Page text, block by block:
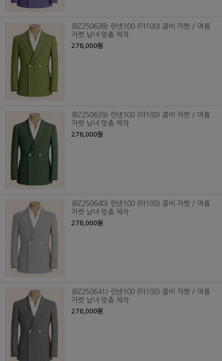
(BZ250638) 린넨100 (마100) 콤비 자켓 / 여름
자켓 남녀 맞춤 제작
278,000원
(BZ250639) 린넨100 (마100) 콤비 자켓 / 여름
자켓 남녀 맞춤 제작
278,000원
(BZ250640) 린넨100 (마100) 콤비 자켓 / 여름
자켓 남녀 맞춤 제작
278,000원
(BZ250641) 린넨100 (마100) 콤비 자켓 / 여름
자켓 남녀 맞춤 제작
278,000원